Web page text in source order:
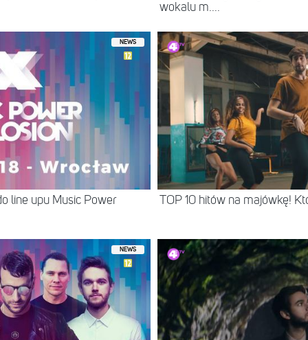
wokalu m....
NEWS
line upu Music Power TOP 10 hitów na majówkę!
NEWS